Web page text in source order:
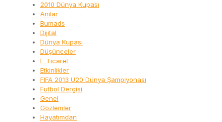
2010 Dünya Kupası
Anılar
Bumads
Dijital
Dünya Kupası
Düşünceler
E-Ticaret
Etkinlikler
FIFA 2013 U20 Dünya Şampiyonası
Futbol Dergisi
Genel
Gözlemler
Hayatımdan